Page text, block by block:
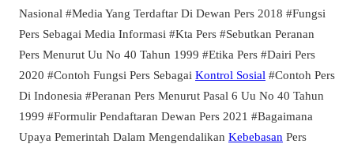
Nasional #Media Yang Terdaftar Di Dewan Pers 2018 #Fungsi
Pers Sebagai Media Informasi #Kta Pers #Sebutkan Peranan
Pers Menurut Uu No 40 Tahun 1999 #Etika Pers #Dairi Pers
2020 #Contoh Fungsi Pers Sebagai Kontrol Sosial #Contoh Pers
Di Indonesia #Peranan Pers Menurut Pasal 6 Uu No 40 Tahun
1999 #Formulir Pendaftaran Dewan Pers 2021 #Bagaimana
Upaya Pemerintah Dalam Mengendalikan Kebebasan Pers